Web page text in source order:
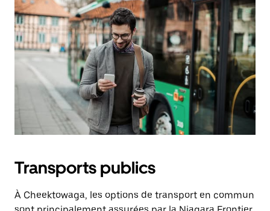
Transports publics
À Cheektowaga, les options de transport en commun